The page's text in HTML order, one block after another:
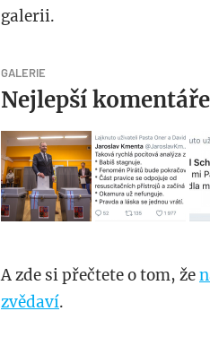
galerii.
GALERIE
Nejlepší
A zde si přečtete o tom, že
zvědaví.